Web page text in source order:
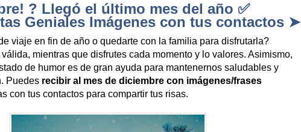
? Llegó el último mes del año ✅
Geniales Imágenes con tus contactos ➤
viaje en fin de año o quedarte con la familia para disfrutarla?
mientras que disfrutes cada momento y lo valores. Asimismo,
de humor es de gran ayuda para mantenernos saludables y
Puedes recibir al mes de diciembre con imágenes/frases
con tus contactos para compartir tus risas.